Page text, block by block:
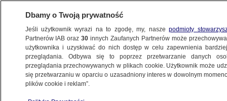
Dbamy o Twoją prywatność
Jeśli użytkownik wyrazi na to zgodę, my, naszepodmioty
Partnerów IAB oraz30 innych Zaufanych Partnerów może
użytkownika i uzyskiwać do nich dostęp w celu zapewnienia
przeglądania. Odbywa się to poprzez przetwarzanie danych
przeglądania przechowywanych w plikach cookie. Użytkownik może
się przetwarzaniu w oparciu o uzasadniony interes w dowolnym
plików cookie i reklam”.